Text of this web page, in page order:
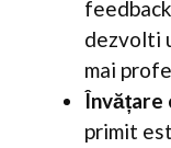
dezvolti
mai
Învățare
primit